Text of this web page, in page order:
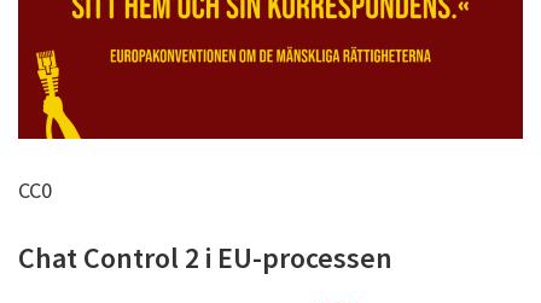
CC0
Chat Control 2 i EU-processen